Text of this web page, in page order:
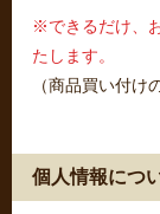
※できるだけ、
たします。
（商品買い付け
個人情報につ